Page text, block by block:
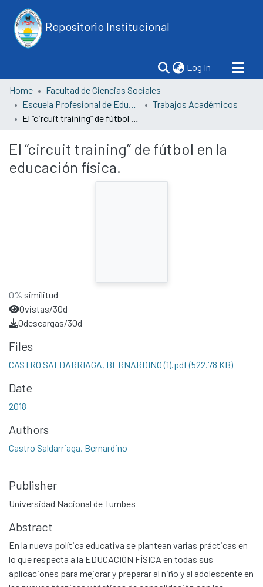
Repositorio Institucional
Log In (current)
Home
Facultad de Ciencias Sociales
Escuela Profesional de Educación
Trabajos Académicos
El “circuit training” de fútbol en la educación física.
El “circuit training” de fútbol en la
educación física.
0% similitud
0vistas/30d
0descargas/30d
Files
CASTRO SALDARRIAGA, BERNARDINO (1).pdf(522.78 KB)
Date
2018
Authors
Castro Saldarriaga, Bernardino
Publisher
Universidad Nacional de Tumbes
Abstract
En la nueva política educativa se plantean varias prácticas en
lo que respecta a la EDUCACIÓN FÍSICA en todas sus
aplicaciones para mejorar y preparar al niño y al adolescente en